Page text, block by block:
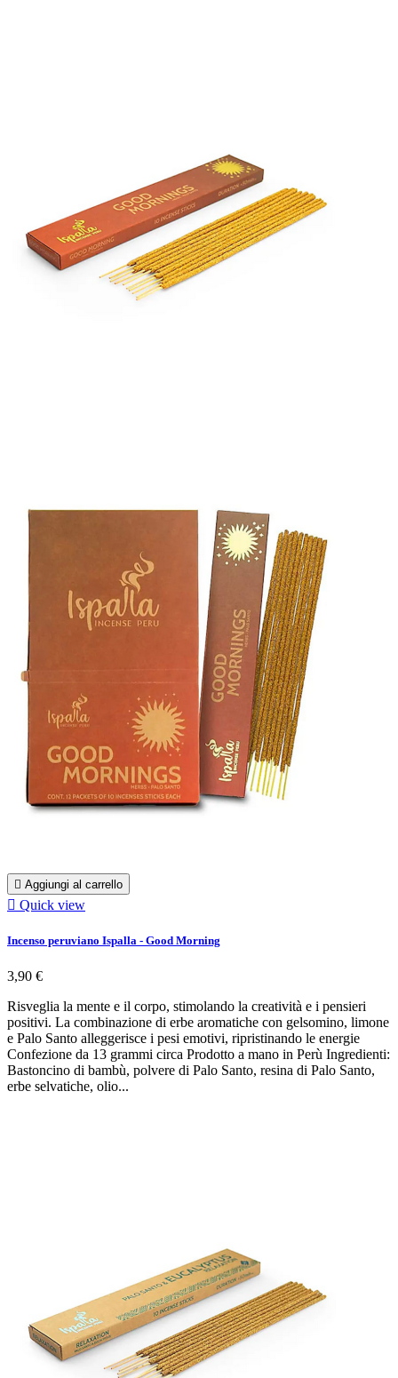
 Aggiungi al carrello
 Quick view
Incenso peruviano Ispalla - Good Morning
3,90 €
Risveglia la mente e il corpo, stimolando la creatività e i pensieri
positivi. La combinazione di erbe aromatiche con gelsomino, limone
e Palo Santo alleggerisce i pesi emotivi, ripristinando le energie
Confezione da 13 grammi circa Prodotto a mano in Perù Ingredienti:
Bastoncino di bambù, polvere di Palo Santo, resina di Palo Santo,
erbe selvatiche, olio...